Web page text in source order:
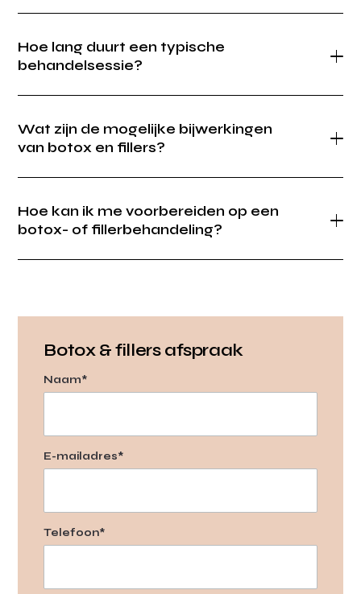
Hoe lang duurt een typische
behandelsessie?
Wat zijn de mogelijke bijwerkingen
van botox en fillers?
Hoe kan ik me voorbereiden op een
botox- of fillerbehandeling?
Botox & fillers afspraak
Naam*
E-mailadres*
Telefoon*